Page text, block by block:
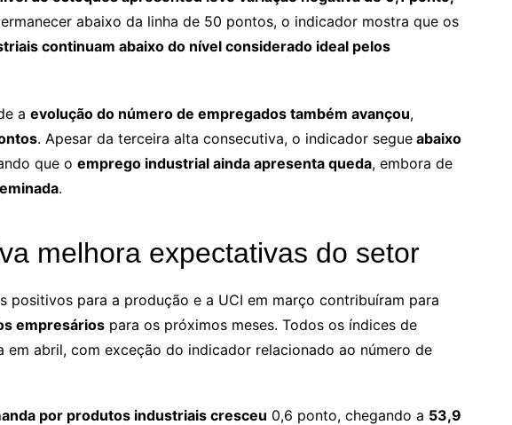
abaixo da linha de 50 pontos, o indicador mostra que os
continuam abaixo do nível considerado ideal pelos
a evolução do número de empregados também avançou,
. Apesar da terceira alta consecutiva, o indicador segue abaixo
que o emprego industrial ainda apresenta queda, embora de
.
melhora expectativas do setor
positivos para a produção e a UCI em março contribuíram para
empresários para os próximos meses. Todos os índices de
em abril, com exceção do indicador relacionado ao número de
por produtos industriais cresceu 0,6 ponto, chegando a 53,9